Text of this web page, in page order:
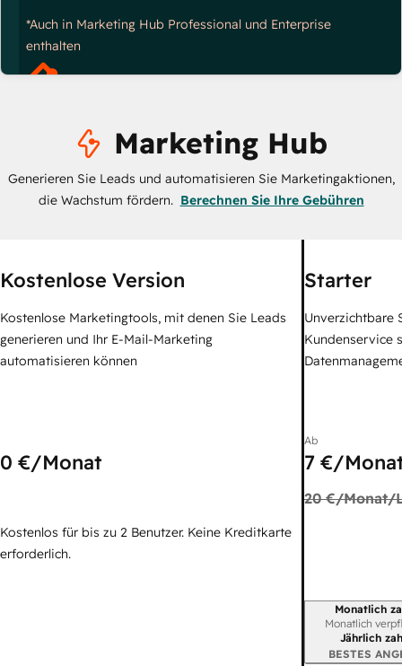
*Auch in Marketing Hub Professional und Enterprise
enthalten
Marketing Hub
Generieren Sie Leads und automatisieren Sie Marketingaktionen,
die Wachstum fördern. Berechnen Sie Ihre Gebühren
Kostenlose Version
Kostenlose Marketingtools, mit denen Sie Leads
generieren und Ihr E-Mail-Marketing
automatisieren können
0 €/Monat
Kostenlos für bis zu 2 Benutzer. Keine Kreditkarte
erforderlich.
Starter
Unverzichtbare
Kundenservice
Ab
7 €/
20 €/Monat/
Monatlich
Monatlich
Jährlich
BESTES